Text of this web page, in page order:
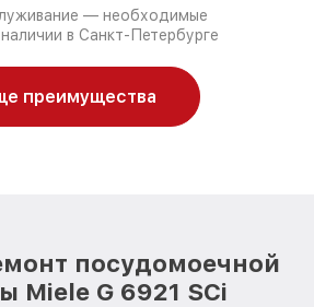
— необходимые
в Санкт-Петербурге
преимущества
посудомоечной
Miele G 6921 SCi